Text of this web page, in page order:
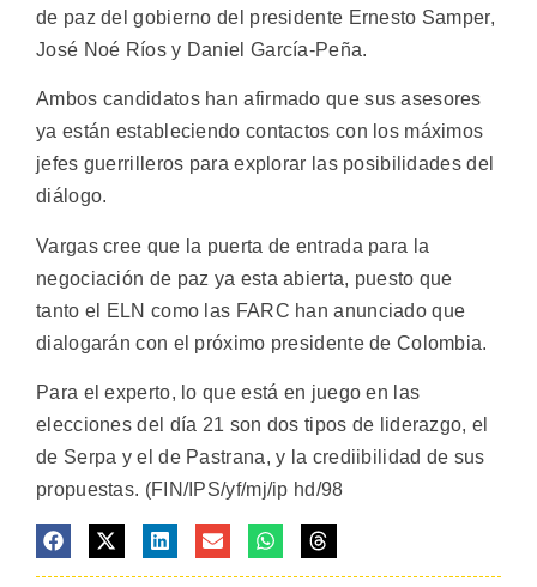
de paz del gobierno del presidente Ernesto Samper,
José Noé Ríos y Daniel García-Peña.
Ambos candidatos han afirmado que sus asesores
ya están estableciendo contactos con los máximos
jefes guerrilleros para explorar las posibilidades del
diálogo.
Vargas cree que la puerta de entrada para la
negociación de paz ya esta abierta, puesto que
tanto el ELN como las FARC han anunciado que
dialogarán con el próximo presidente de Colombia.
Para el experto, lo que está en juego en las
elecciones del día 21 son dos tipos de liderazgo, el
de Serpa y el de Pastrana, y la crediibilidad de sus
propuestas. (FIN/IPS/yf/mj/ip hd/98